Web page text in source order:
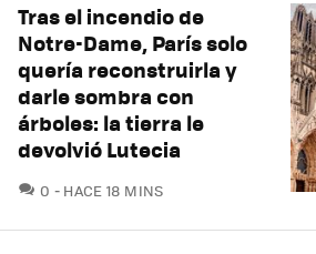
Tras el incendio de
Notre-Dame, París solo
quería reconstruirla y
darle sombra con
árboles: la tierra le
devolvió Lutecia
0 COMENTARIOS
HACE 18 MINS